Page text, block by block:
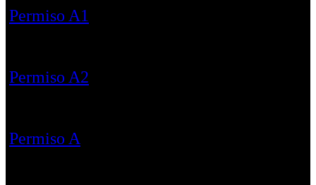
Permiso A1
Permiso A2
Permiso A